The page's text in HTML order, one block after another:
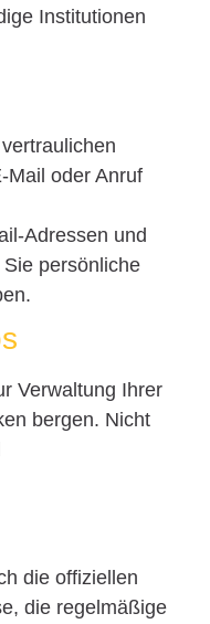
Institutionen
Mail oder Anruf
Adressen und
persönliche
Verwaltung Ihrer
bergen. Nicht
die offiziellen
die regelmäßige